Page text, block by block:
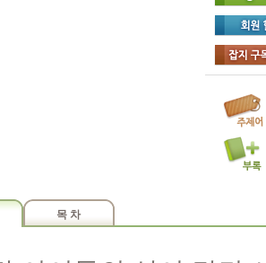
목 차